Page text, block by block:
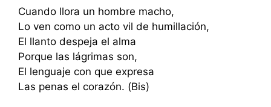
Cuando llora un hombre macho,
Lo ven como un acto vil de humillación,
El llanto despeja el alma
Porque las lágrimas son,
El lenguaje con que expresa
Las penas el corazón. (Bis)